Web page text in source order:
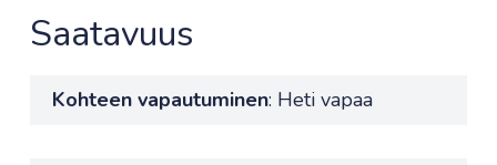
Saatavuus
Kohteen vapautuminen: Heti vapaa